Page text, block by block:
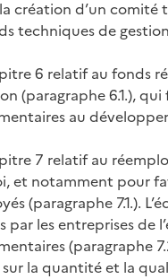
création d’un comité
techniques de
6 relatif au fonds
(paragraphe 6.1.),
au
7 relatif au
et notamment pour
(paragraphe 7.1.).
par les entreprises de
(paragraphe
la quantité et la